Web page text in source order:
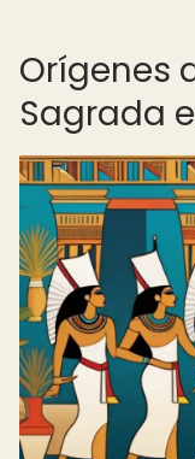
Orígenes
Sagrada